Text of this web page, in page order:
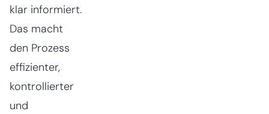
klar informiert.
Das macht
den Prozess
effizienter,
kontrollierter
und